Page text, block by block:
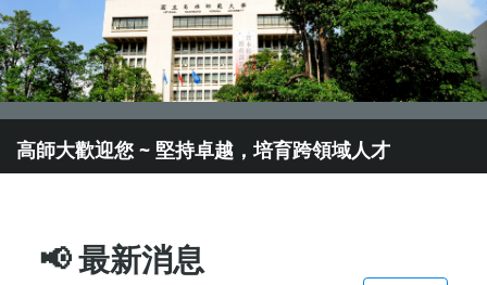
高師大歡迎您 ~ 堅持卓越，培育跨領域人才
📢最新消息